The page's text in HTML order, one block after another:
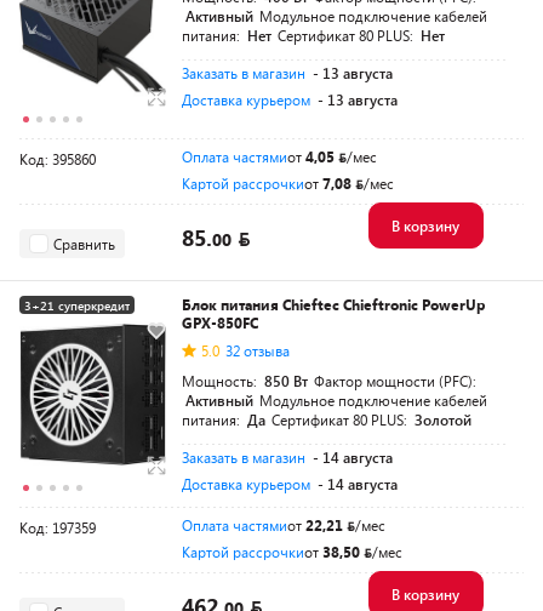
Активный Модульное подключение кабелей
питания: Нет Сертификат 80 PLUS: Нет
Заказать в магазин - 13 августа
Доставка курьером - 13 августа
Код: 395860 Оплата частямиот4,05
/мес
Картой рассрочкиот7,08 /мес
Сравнить 85.00
В корзину
3+21 суперкредит
Блок питания Chieftec Chieftronic PowerUp
GPX-850FC
5.0 32 отзыва
Мощность: 850 Вт Фактор мощности (PFC):
Активный Модульное подключение кабелей
питания: Да Сертификат 80 PLUS: Золотой
Заказать в магазин - 14 августа
Доставка курьером - 14 августа
Код: 197359 Оплата частямиот22,21
/мес
Картой рассрочкиот38,50 /мес
В корзину